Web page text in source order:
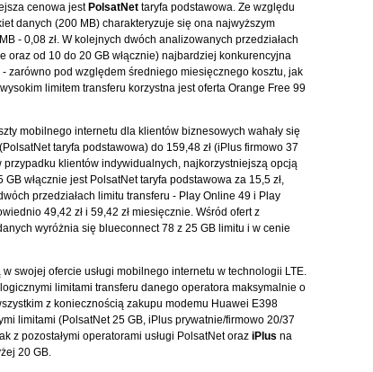
cenowa jest PolsatNettaryfa podstawowa. Ze względu
danych (200 MB) charakteryzuje się ona najwyższym
- 0,08 zł. W kolejnych dwóch analizowanych przedziałach
oraz od 10 do 20 GB włącznie) najbardziej konkurencyjna
- zarówno pod względem średniego miesięcznego kosztu, jak
limitem transferu korzystna jest oferta Orange Free 99
mobilnego internetu dla klientów biznesowych wahały się
taryfa podstawowa) do 159,48 zł (iPlus firmowo 37
przypadku klientów indywidualnych, najkorzystniejszą opcją
włącznie jest PolsatNet taryfa podstawowa za 15,5 zł,
przedziałach limitu transferu - Play Online 49 i Play
49,42 zł i 59,42 zł miesięcznie. Wśród ofert z
wyróżnia się blueconnect 78 z 25 GB limitu i w cenie
swojej ofercie usługi mobilnego internetu w technologii LTE.
limitami transferu danego operatora maksymalnie o
z koniecznością zakupu modemu Huawei E398
limitami (PolsatNet 25 GB, iPlus prywatnie/firmowo 20/37
z pozostałymi operatorami usługi PolsatNet oraz iPlus na
20 GB.